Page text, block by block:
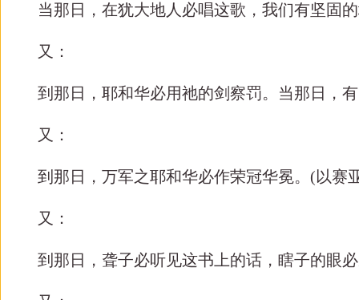
当那日，在犹大地人必唱这歌，我们有坚固
又：
到那日，耶和华必用祂的剑察罚。当那日，有
又：
到那日，万军之耶和华必作荣冠华冕。 (以赛
又：
到那日，聋子必听见这书上的话，瞎子的眼必